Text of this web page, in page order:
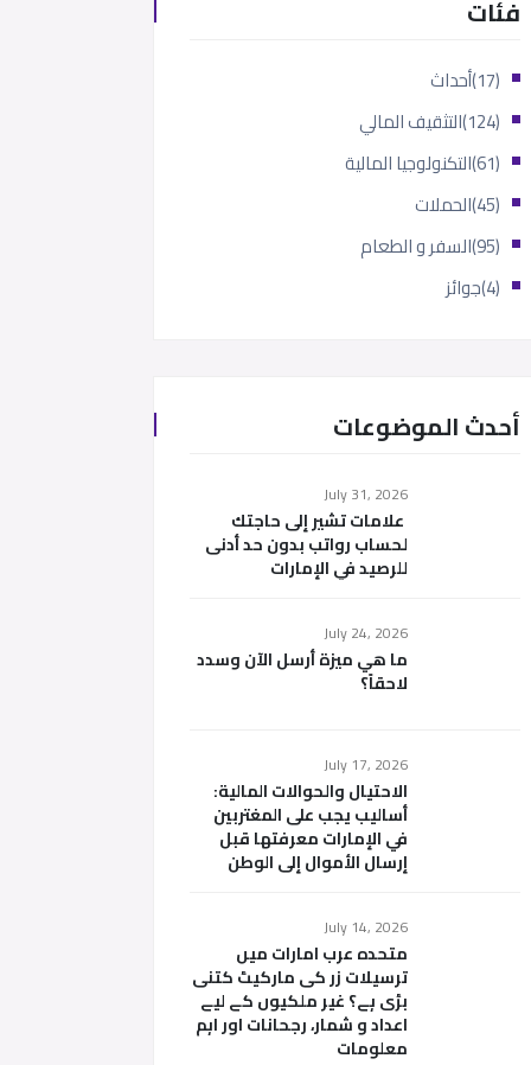
فئات
أحداث
(17)
التثقيف المالي
(124)
التكنولوجيا المالية
(61)
الحملات
(45)
السفر و الطعام
(95)
جوائز (4)
أحدث الموضوعات
July 31, 2026
علامات تشير إلى حاجتك
لحساب رواتب بدون حد أدنى
للرصيد في الإمارات
July 24, 2026
ما هي ميزة أرسل الآن وسدد
لاحقاً؟
July 17, 2026
الاحتيال والحوالات المالية:
أساليب يجب على المغتربين
في الإمارات معرفتها قبل
إرسال الأموال إلى الوطن
July 14, 2026
متحدہ عرب امارات میں
ترسیلات زر کی مارکیٹ کتنی
بڑی ہے؟ غیر ملکیوں کے لیے
اعداد و شمار، رجحانات اور اہم
معلومات